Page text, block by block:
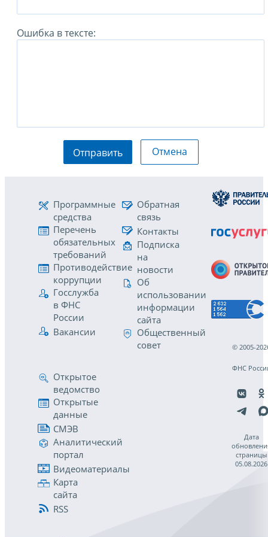
Ошибка в тексте:
Отправить Отмена
Программные
средства
Перечень
обязательных
требований
Противодействие
коррупции
Госслужба
в ФНС
России
Вакансии
Обратная
связь
Контакты
Подписка
на
новости
Об
использовании
информации
сайта
Общественный
совет
Открытое
ведомство
Открытые
данные
СМЭВ
Аналитический
портал
Видеоматериалы
Карта
сайта
RSS
© 2005-
ФНС
Дата
страницы
05.08.2026